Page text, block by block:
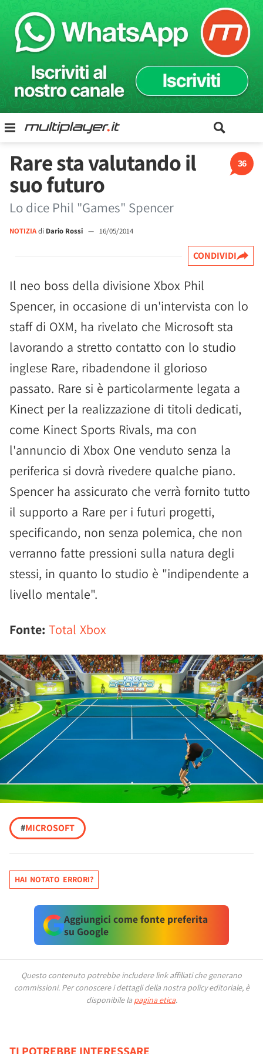
36
Rare sta valutando il
suo futuro
Lo dice Phil "Games" Spencer
NOTIZIAdi Dario Rossi — 16/05/2014
CONDIVIDI
Il neo boss della divisione Xbox Phil
Spencer, in occasione di un'intervista con lo
staff di OXM, ha rivelato che Microsoft sta
lavorando a stretto contatto con lo studio
inglese Rare, ribadendone il glorioso
passato. Rare si è particolarmente legata a
Kinect per la realizzazione di titoli dedicati,
come Kinect Sports Rivals, ma con
l'annuncio di Xbox One venduto senza la
periferica si dovrà rivedere qualche piano.
Spencer ha assicurato che verrà fornito tutto
il supporto a Rare per i futuri progetti,
specificando, non senza polemica, che non
verranno fatte pressioni sulla natura degli
stessi, in quanto lo studio è "indipendente a
livello mentale".
Fonte: Total Xbox
#MICROSOFT
HAI NOTATO ERRORI?
Aggiungici come fonte preferita
su Google
Questo contenuto potrebbe includere link affiliati che generano
commissioni. Per conoscere i dettagli della nostra policy editoriale, è
disponibile la pagina etica.